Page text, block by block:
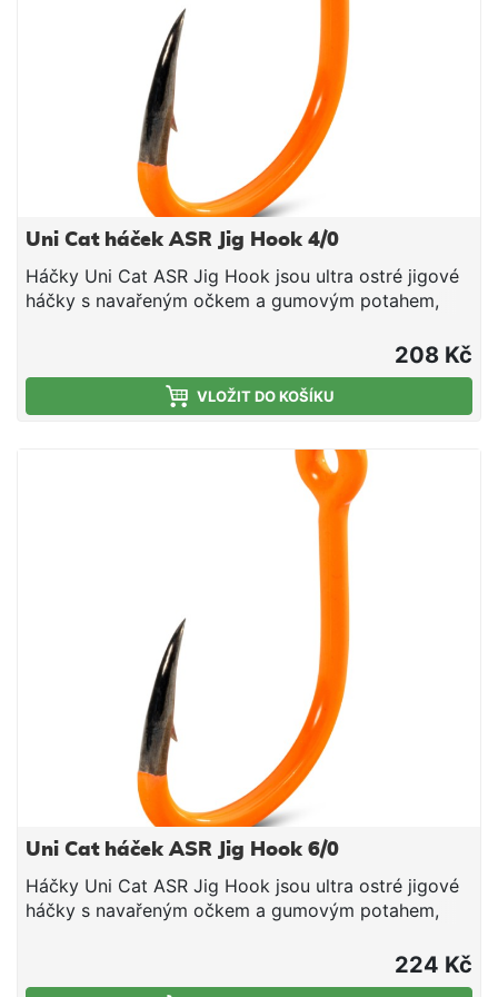
Uni Cat háček ASR Jig Hook 4/0
Háčky Uni Cat ASR Jig Hook jsou ultra ostré jigové
háčky s navařeným očkem a gumovým potahem,
montáže vousky, čímž dokáže přesvědčit i opatrné
ryby. Díky antistatickým vlastnostem minimalizují
elektrická pole, která mohou sumce plašit. Háčky
jsou ideální pro vertikální jigging a podvodní
splávkové montáže. Poznámka: Gumový potah se
může časem opotřebovat. Vlastnosti: Gumový potah
eliminuje možnost ucítit kov při kontaktu
Antistatické vlastnosti pro minimalizaci elektrických
polí Ideální pro vertikální jigging a podvodní splávky
Extrémně ostrý háček SX-99 Vysoce kvalitní
japonská ocel Prémiová kvalita Technické údaje:
Velikost háčku: 4/0 Počet kusů v balení: 4
208 Kč
VLOŽIT DO KOŠÍKU
Uni Cat háček ASR Jig Hook 6/0
Háčky Uni Cat ASR Jig Hook jsou ultra ostré jigové
háčky s navařeným očkem a gumovým potahem,
montáže vousky, čímž dokáže přesvědčit i opatrné
ryby. Díky antistatickým vlastnostem minimalizují
224 Kč